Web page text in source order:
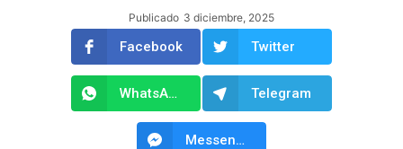
Publicado 3 diciembre, 2025
Facebook Twitter
WhatsApp Telegram
Messenger